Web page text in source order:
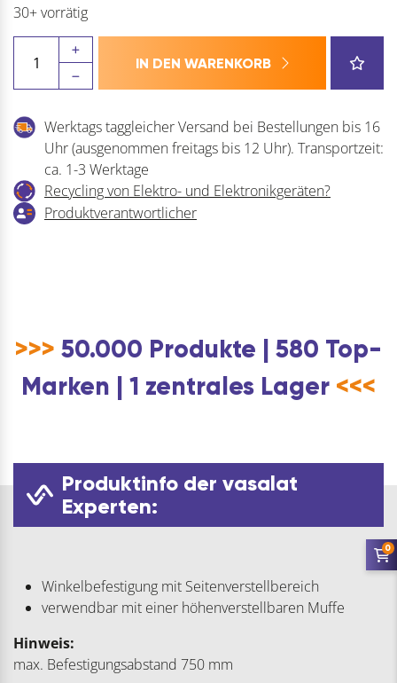
30+ vorrätig
Wandwinkel
einfach
Menge
IN DEN WARENKORB
Werktags taggleicher Versand bei Bestellungen bis 16
Uhr (ausgenommen freitags bis 12 Uhr). Transportzeit:
ca. 1-3 Werktage
Recycling von Elektro- und Elektronikgeräten?
Produktverantwortlicher
>>> 50.000 Produkte | 580 Top-
Marken | 1 zentrales Lager <<<
Produktinfo der vasalat
Experten:
Winkelbefestigung mit Seitenverstellbereich
verwendbar mit einer höhenverstellbaren Muffe
Hinweis:
max. Befestigungsabstand 750 mm
0